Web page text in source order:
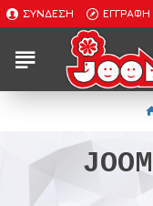
ΣΎΝΔΕΣΗ ΕΓΓΡΑΦΉ